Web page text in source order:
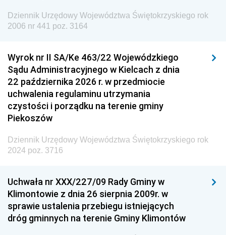
Dziennik Urzędowy Agencji Wywiadu
Dziennik Urzędowy Województwa Świętokrzyskiego rok
2006 nr 441 poz. 3164
Wyrok nr II SA/Ke 463/22 Wojewódzkiego
Sądu Administracyjnego w Kielcach z dnia
22 października 2026 r. w przedmiocie
uchwalenia regulaminu utrzymania
czystości i porządku na terenie gminy
Piekoszów
Dziennik Urzędowy Województwa Świętokrzyskiego rok
2024 poz. 3716
Uchwała nr XXX/227/09 Rady Gminy w
Klimontowie z dnia 26 sierpnia 2009r. w
sprawie ustalenia przebiegu istniejących
dróg gminnych na terenie Gminy Klimontów